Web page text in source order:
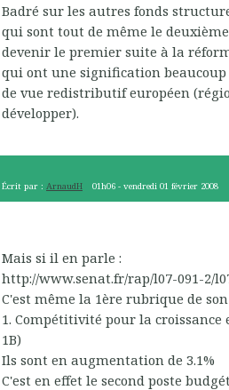
Badré sur les autres fonds
qui sont tout de même le
devenir le premier suite à la
qui ont une signification
de vue redistributif européen
développer).
Écrit par : ArnaudH 01h06 -vendredi 01 février 2008
Mais si il en parle :
http://www.senat.fr/rap/l07-091-2/
C'est même la 1ère rubrique de
1. Compétitivité pour la
1B)
Ils sont en augmentation de 3.1%
C'est en effet le second poste